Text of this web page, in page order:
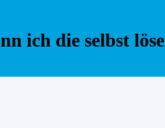
ich die selbst